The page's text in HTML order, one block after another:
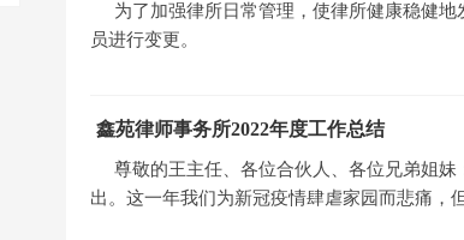
为了加强律所日常管理，使律所健康稳健
员进行变更。
鑫苑律师事务所2022年度工作总结
尊敬的王主任、各位合伙人、各位兄弟姐
出。这一年我们为新冠疫情肆虐家园而悲痛